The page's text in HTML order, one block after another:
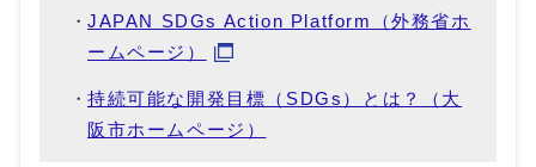
JAPAN SDGs Action Platform（外務省ホ
ームページ）
持続可能な開発目標（SDGs）とは？（大
阪市ホームページ）